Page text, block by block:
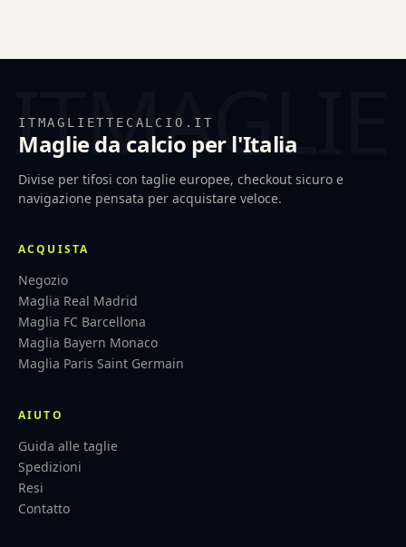
ITMAGLIETTECALCIO.IT
Maglie da calcio per l'Italia
Divise per tifosi con taglie europee, checkout sicuro e
navigazione pensata per acquistare veloce.
ACQUISTA
Negozio
Maglia Real Madrid
Maglia FC Barcellona
Maglia Bayern Monaco
Maglia Paris Saint Germain
AIUTO
Guida alle taglie
Spedizioni
Resi
Contatto